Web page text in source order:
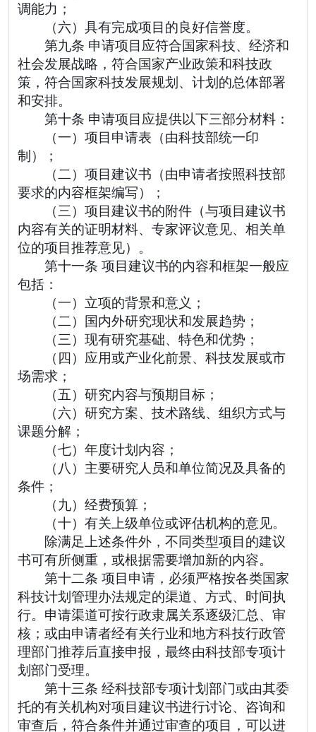
调能力；
（六）具有完成项目的良好信誉度。
第九条 申请项目应符合国家科技、经济和
社会发展战略，符合国家产业政策和科技政
策，符合国家科技发展规划、计划的总体部署
和安排。
第十条 申请项目应提供以下三部分材料：
（一）项目申请表（由科技部统一印
制）；
（二）项目建议书（由申请者按照科技部
要求的内容框架编写）；
（三）项目建议书的附件（与项目建议书
内容有关的证明材料、专家评议意见、相关单
位的项目推荐意见）。
第十一条 项目建议书的内容和框架一般应
包括：
（一）立项的背景和意义；
（二）国内外研究现状和发展趋势；
（三）现有研究基础、特色和优势；
（四）应用或产业化前景、科技发展或市
场需求；
（五）研究内容与预期目标；
（六）研究方案、技术路线、组织方式与
课题分解；
（七）年度计划内容；
（八）主要研究人员和单位简况及具备的
条件；
（九）经费预算；
（十）有关上级单位或评估机构的意见。
除满足上述条件外，不同类型项目的建议
书可有所侧重，或根据需要增加新的内容。
第十二条 项目申请，必须严格按各类国家
科技计划管理办法规定的渠道、方式、时间执
行。申请渠道可按行政隶属关系逐级汇总、审
核；或由申请者经有关行业和地方科技行政管
理部门推荐后直接申报，最终由科技部专项计
划部门受理。
第十三条 经科技部专项计划部门或由其委
托的有关机构对项目建议书进行讨论、咨询和
审查后，符合条件并通过审查的项目，可以进